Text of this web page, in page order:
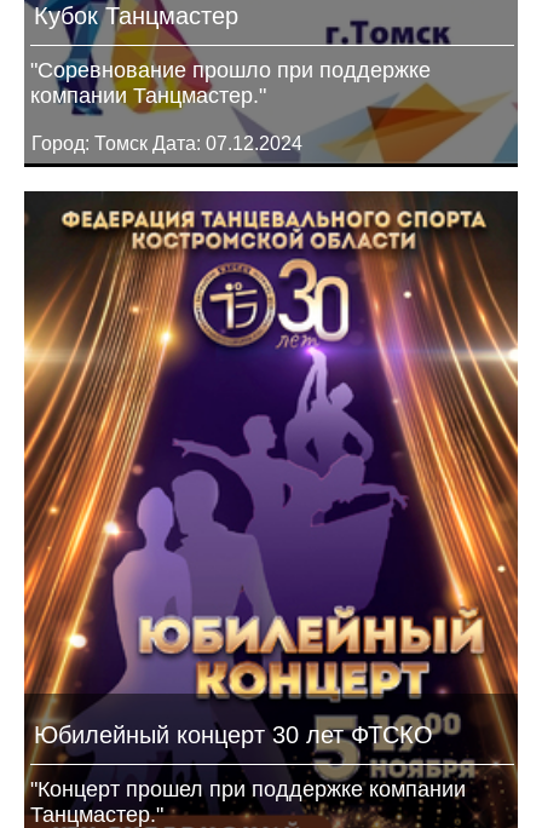
Кубок Танцмастер
"Соревнование прошло при поддержке
компании Танцмастер."
Город: Томск Дата: 07.12.2024
Юбилейный концерт 30 лет ФТСКО
"Концерт прошел при поддержке компании
Танцмастер."